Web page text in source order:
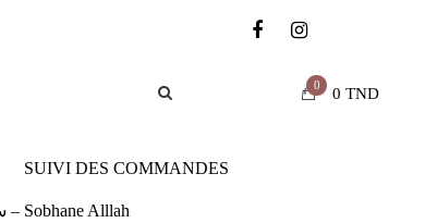
0 0 TND
SUIVI DES COMMANDES
سبحان الله – Sobhane Alllah